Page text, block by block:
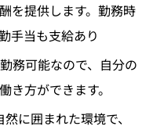
を提供します。勤務時
手当も支給あり
務可能なので、自分の
き方ができます。
に囲まれた環境で、